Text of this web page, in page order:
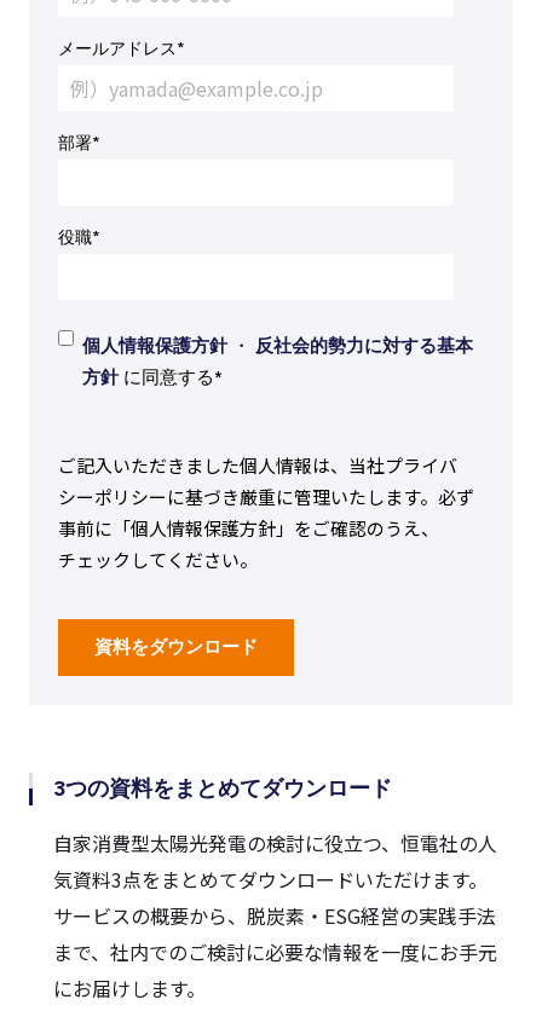
メールアドレス*
部署*
役職*
個人情報保護方針 ・ 反社会的勢力に対する基本
方針 に同意する*
ご記入いただきました個人情報は、当社プライバ
シーポリシーに基づき厳重に管理いたします。必ず
事前に「個人情報保護方針」をご確認のうえ、
チェックしてください。
3つの資料をまとめてダウンロード
自家消費型太陽光発電の検討に役立つ、恒電社の人
気資料3点をまとめてダウンロードいただけます。
サービスの概要から、脱炭素・ESG経営の実践手法
まで、社内でのご検討に必要な情報を一度にお手元
にお届けします。